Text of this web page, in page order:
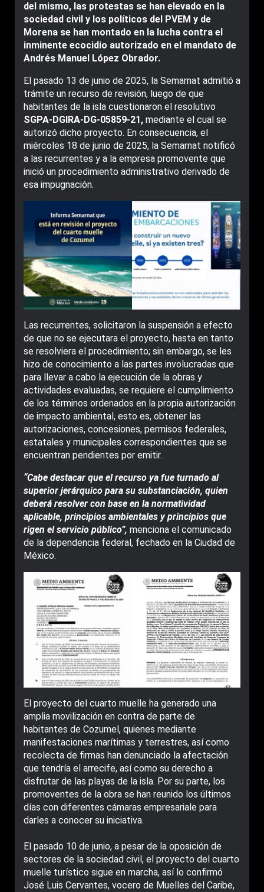
del mismo, las protestas se han elevado en la
sociedad civil y los políticos del PVEM y de
Morena se han montado en la lucha contra el
inminente ecocidio autorizado en el mandato de
Andrés Manuel López Obrador.
El pasado 13 de junio de 2025, la Semarnat admitió a
trámite un recurso de revisión, luego de que
habitantes de la isla cuestionaron el resolutivo
SGPA-DGIRA-DG-05859-21, mediante el cual se
autorizó dicho proyecto. En consecuencia, el
miércoles 18 de junio de 2025, la Semarnat notificó
a las recurrentes y a la empresa promovente que
inició un procedimiento administrativo derivado de
esa impugnación.
Las recurrentes, solicitaron la suspensión a efecto
de que no se ejecutara el proyecto, hasta en tanto
se resolviera el procedimiento; sin embargo, se les
hizo de conocimiento a las partes involucradas que
para llevar a cabo la ejecución de la obras y
actividades evaluadas, se requiere el cumplimiento
de los términos ordenados en la propia autorización
de impacto ambiental, esto es, obtener las
autorizaciones, concesiones, permisos federales,
estatales y municipales correspondientes que se
encuentran pendientes por emitir.
“Cabe destacar que el recurso ya fue turnado al
superior jerárquico para su substanciación, quien
deberá resolver con base en la normatividad
aplicable, principios ambientales y principios que
rigen el servicio público”, menciona el comunicado
de la dependencia federal, fechado en la Ciudad de
México.
El proyecto del cuarto muelle ha generado una
amplia movilización en contra de parte de
habitantes de Cozumel, quienes mediante
manifestaciones marítimas y terrestres, así como
recolecta de firmas han denunciado la afectación
que tendría el arrecife, así como su derecho a
disfrutar de las playas de la isla. Por su parte, los
promoventes de la obra se han reunido los últimos
días con diferentes cámaras empresariale para
darles a conocer su iniciativa.
El pasado 10 de junio, a pesar de la oposición de
sectores de la sociedad civil, el proyecto del cuarto
muelle turístico sigue en marcha, así lo confirmó
José Luis Cervantes, vocero de Muelles del Caribe,